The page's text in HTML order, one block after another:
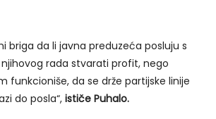
briga da li javna preduzeća posluju s
rada stvarati profit, nego
funkcioniše, da se drže partijske linije
do posla“, ističe Puhalo.